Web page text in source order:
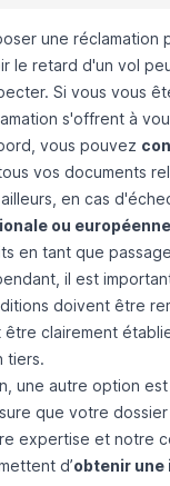
une réclamation
le retard d'un vol
Si vous vous
s'offrent à
vous pouvez
vos documents
en cas
ou
en tant que
il est
doivent être
être clairement
tiers.
une autre option
que votre
expertise et notre
d’obtenir une